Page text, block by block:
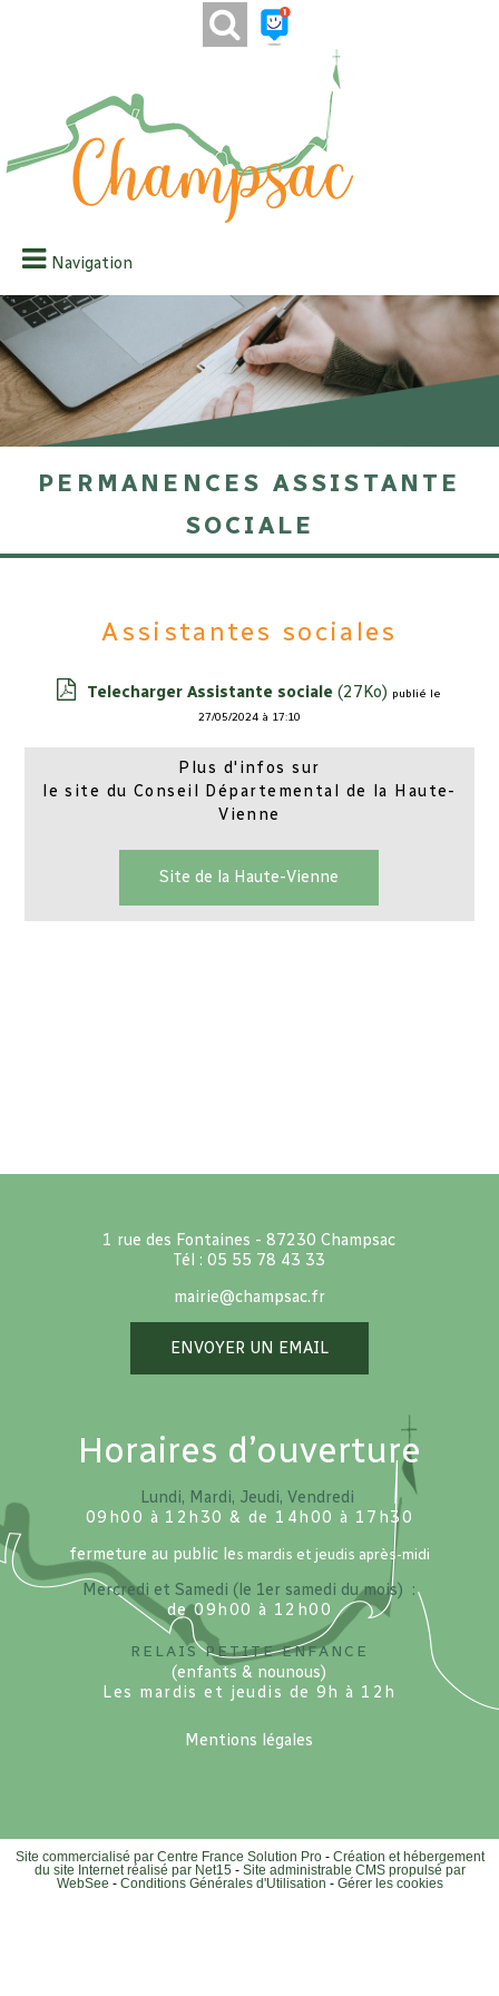
Navigation
Permanences assistante
sociale
Assistantes sociales
Telecharger Assistante sociale (27Ko) publié le
27/05/2024 à 17:10
Plus d'infos sur
le site du Conseil Départemental de la Haute-
Vienne
Site de la Haute-Vienne
1 rue des Fontaines - 87230 Champsac
Tél : 05 55 78 43 33
mairie@champsac.fr
ENVOYER UN EMAIL
Horaires d’ouverture
Lundi, Mardi, Jeudi, Vendredi
09h00 à 12h30 & de 14h00 à 17h30
fermeture au public les mardis et jeudis après-midi
Mercredi et Samedi (le 1er samedi du mois) :
de 09h00 à 12h00
Relais petite enfance
(enfants & nounous)
Les mardis et jeudis de 9h à 12h
Mentions légales
Site commercialisé par Centre France Solution Pro- Création et hébergement
du site Internet réalisé par Net15 - Site administrable CMS propulsé par
WebSee - Conditions Générales d'Utilisation - Gérer les cookies